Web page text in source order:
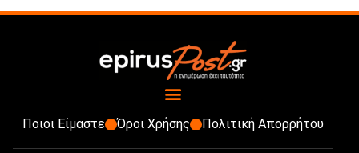
Ποιοι Είμαστε Όροι Χρήσης Πολιτική Απορρήτου